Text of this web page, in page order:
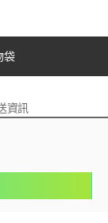
袋
資訊